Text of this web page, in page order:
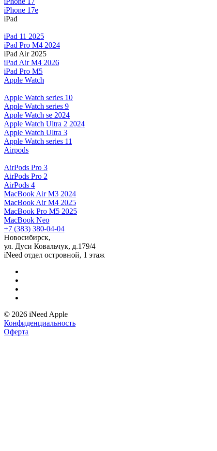
iPhone 17e
iPad
iPad 11 2025
iPad Pro M4 2024
iPad Air 2025
iPad Air M4 2026
iPad Pro M5
Apple Watch
Apple Watch series 10
Apple Watch series 9
Apple Watch se 2024
Apple Watch Ultra 2 2024
Apple Watch Ultra 3
Apple Watch series 11
Airpods
AirPods Pro 3
AirPods Pro 2
AirPods 4
MacBook Air M3 2024
MacBook Air M4 2025
MacBook Pro M5 2025
MacBook Neo
+7 (383) 380-04-04
Новосибирск,
ул. Дуси Ковальчук, д.179/4
iNeed отдел островной, 1 этаж
© 2026 iNeed Apple
Конфиденциальность
Оферта